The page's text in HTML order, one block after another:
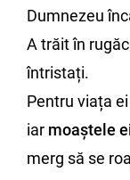
Dumnezeu
A trăit în
întristați.
Pentru viața
iar moaștele
merg să se